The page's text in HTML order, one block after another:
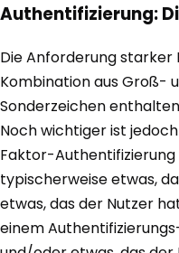
Authentifizierung:
Die Anforderung starker
Kombination aus Groß-
Sonderzeichen
Noch wichtiger ist
Faktor-Authentifizierung
typischerweise etwas,
etwas, das der Nutzer
einem